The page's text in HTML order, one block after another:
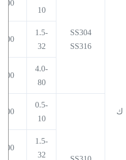
ك
SS304
SS316
10
400
1.5-
32
600
4.0-
80
800
0.5-
10
500
1.5-
32
800